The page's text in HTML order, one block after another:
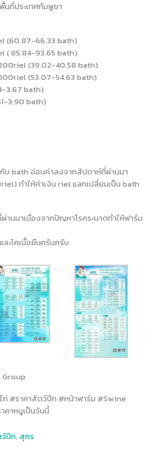
ที่ประเทศกัมพูชา
(60.87-66.33 bath)
( 85.84-93.65 bath)
(39.02-40.58 bath)
(53.07-54.63 bath)
3.67 bath)
3.90 bath)
บ bath อ่อนค่าลงจากสัปดาห์ที่ผ่านมา
ทำให้ค่าเงิน riel แลกเปลี่ยนเป็น bath
นมาเนื่องจากปัญหาโรคระบาดทำให้ฟาร์ม
ะโคเนื้อยืนครับครับ
Group
ก่ #ราคาสัตว์ปีก #หน้าฟาร์ม #Swine
คาหมูเป็นวันนี้
ปีก, สุกร